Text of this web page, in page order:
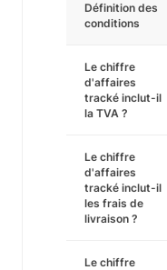
Définition des
conditions
Le chiffre
d'affaires
tracké inclut-il
la TVA ?
Le chiffre
d'affaires
tracké inclut-il
les frais de
livraison ?
Le chiffre